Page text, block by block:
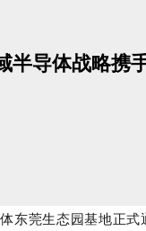
半导体战略携
东莞生态园基地正式